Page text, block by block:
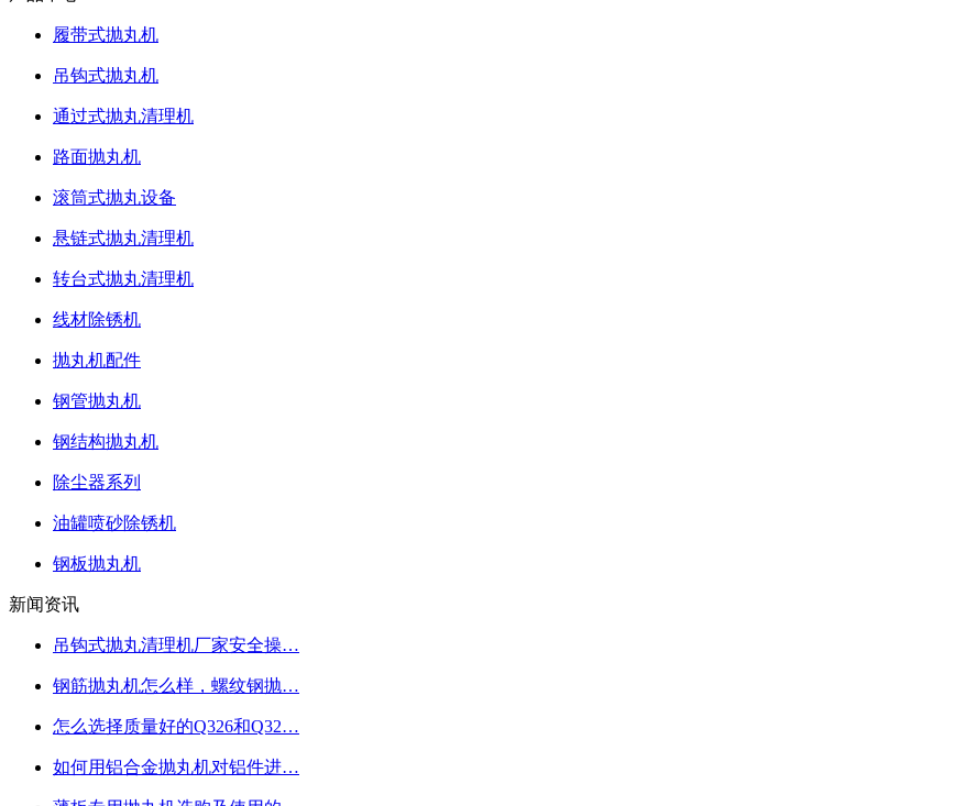
履带式抛丸机
吊钩式抛丸机
通过式抛丸清理机
路面抛丸机
滚筒式抛丸设备
悬链式抛丸清理机
转台式抛丸清理机
线材除锈机
抛丸机配件
钢管抛丸机
钢结构抛丸机
除尘器系列
油罐喷砂除锈机
钢板抛丸机
新闻资讯
吊钩式抛丸清理机厂家安全操…
钢筋抛丸机怎么样，螺纹钢抛…
怎么选择质量好的Q326和Q32…
如何用铝合金抛丸机对铝件进…